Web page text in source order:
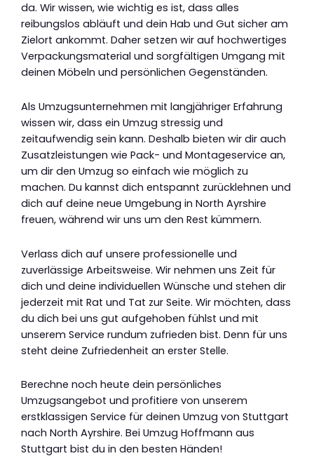
da. Wir wissen, wie wichtig es ist, dass alles
reibungslos abläuft und dein Hab und Gut sicher am
Zielort ankommt. Daher setzen wir auf hochwertiges
Verpackungsmaterial und sorgfältigen Umgang mit
deinen Möbeln und persönlichen Gegenständen.
Als Umzugsunternehmen mit langjähriger Erfahrung
wissen wir, dass ein Umzug stressig und
zeitaufwendig sein kann. Deshalb bieten wir dir auch
Zusatzleistungen wie Pack- und Montageservice an,
um dir den Umzug so einfach wie möglich zu
machen. Du kannst dich entspannt zurücklehnen und
dich auf deine neue Umgebung in North Ayrshire
freuen, während wir uns um den Rest kümmern.
Verlass dich auf unsere professionelle und
zuverlässige Arbeitsweise. Wir nehmen uns Zeit für
dich und deine individuellen Wünsche und stehen dir
jederzeit mit Rat und Tat zur Seite. Wir möchten, dass
du dich bei uns gut aufgehoben fühlst und mit
unserem Service rundum zufrieden bist. Denn für uns
steht deine Zufriedenheit an erster Stelle.
Berechne noch heute dein persönliches
Umzugsangebot und profitiere von unserem
erstklassigen Service für deinen Umzug von Stuttgart
nach North Ayrshire. Bei Umzug Hoffmann aus
Stuttgart bist du in den besten Händen!